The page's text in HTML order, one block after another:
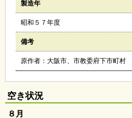
ー
ン
イ
ン
ガ
ジ
ン
製造年
昭和５７年度
備考
原作者：大阪市、市教委府下市町村
空き状況
８月